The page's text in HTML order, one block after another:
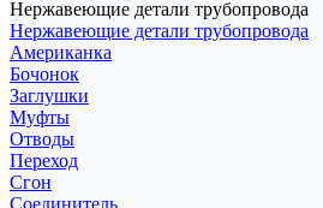
Нержавеющие детали трубопровода
Нержавеющие детали трубопровода
Американка
Бочонок
Заглушки
Муфты
Отводы
Переход
Сгон
Соединитель